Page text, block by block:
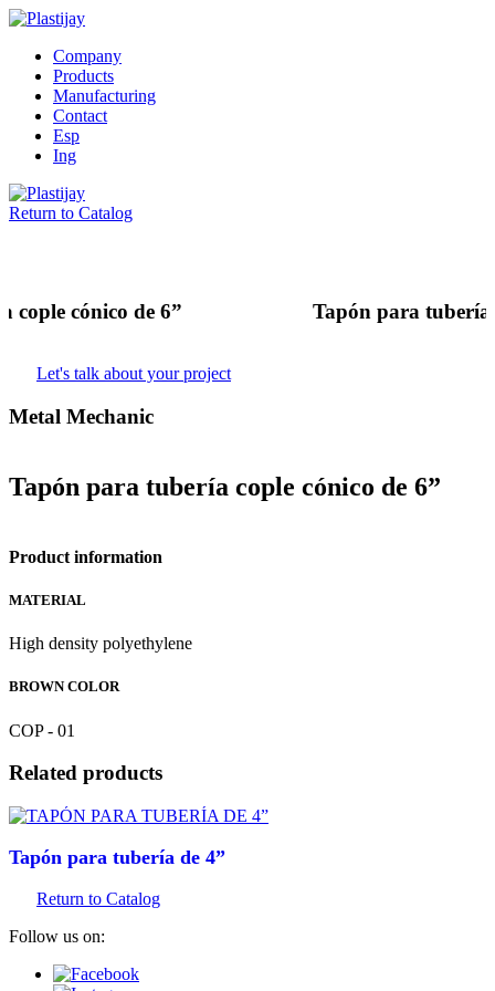
Company
Products
Manufacturing
Contact
Esp
Ing
Return to Catalog
cople cónico de 6” tapón para tubería
Let's talk about your project
Metal Mechanic
tapón para tubería cople cónico de 6”
Product information
MATERIAL
High density polyethylene
BROWN COLOR
COP - 01
Related products
tapón para tubería de 4”
Return to Catalog
Follow us on: